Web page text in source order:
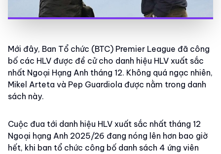
Mới đây, Ban Tổ chức (BTC) Premier League đã công
bố các HLV được đề cử cho danh hiệu HLV xuất sắc
nhất Ngoại Hạng Anh tháng 12. Không quá ngạc nhiên,
Mikel Arteta và Pep Guardiola được nằm trong danh
sách này.
Cuộc đua tới danh hiệu HLV xuất sắc nhất tháng 12
Ngoại hạng Anh 2025/26 đang nóng lên hơn bao giờ
hết, khi ban tổ chức công bố danh sách 4 ứng viên